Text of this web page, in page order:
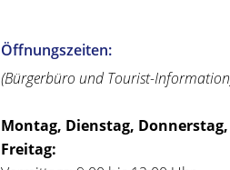
Öffnungszeiten:
(Bürgerbüro und Tourist-
Montag, Dienstag, Donnerstag,
Freitag: